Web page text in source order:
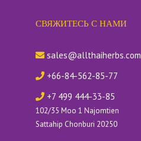
СВЯЖИТЕСЬ С НАМИ
sales@allthaiherbs.com
+66-84-562-85-77
+7 499 444-33-85
102/35 Moo 1 Najomtien
Sattahip Chonburi 20250